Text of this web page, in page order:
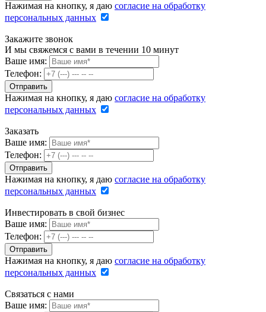
Нажимая на кнопку, я даю согласие на обработку
персональных данных
Закажите звонок
И мы свяжемся с вами в течении 10 минут
Ваше имя:
Телефон:
Нажимая на кнопку, я даю согласие на обработку
персональных данных
Заказать
Ваше имя:
Телефон:
Нажимая на кнопку, я даю согласие на обработку
персональных данных
Инвестировать в свой бизнес
Ваше имя:
Телефон:
Нажимая на кнопку, я даю согласие на обработку
персональных данных
Связаться с нами
Ваше имя: